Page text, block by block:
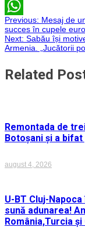
Email
WhatsApp
Navigare
în
articole
Previous: Mesaj de
succes în cupele
Next: Sabău își
Armenia. „Jucătorii
Related
Remontada de
Botoșani și a
august 4, 2026
U-BT Cluj-
sună adunarea!
România,Turcia și